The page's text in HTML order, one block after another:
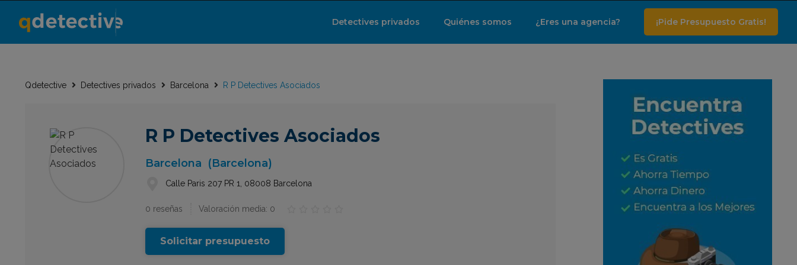
Detectives privados Quiénes somos ¿Eres una agencia? ¡Pide Presupuesto Gratis!
Qdetective Detectives privados Barcelona R P Detectives Asociados
R P Detectives Asociados
Barcelona (Barcelona)
Calle Paris 207 PR 1, 08008 Barcelona
0 reseñas Valoración media: 0
Solicitar presupuesto